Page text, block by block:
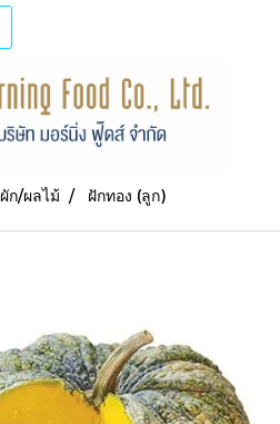
ผัก/ผลไม้ ฝักทอง (ลูก)